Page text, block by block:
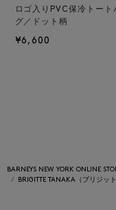
ロゴ入りPVC保冷トート
グ／ドット柄
¥6,600
BARNEYS NEW YORK ONLINE
BRIGITTE TANAKA（ブリジッ